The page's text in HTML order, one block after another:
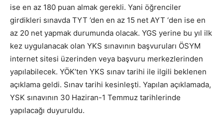
ise en az 180 puan almak gerekli. Yani öğrenciler
girdikleri sınavda TYT ’den en az 15 net AYT ‘den ise en
az 20 net yapmak durumunda olacak. YGS yerine bu yıl ilk
kez uygulanacak olan YKS sınavının başvuruları ÖSYM
internet sitesi üzerinden veya başvuru merkezlerinden
yapılabilecek. YÖK’ten YKS sınav tarihi ile ilgili beklenen
açıklama geldi. Sınav tarihi kesinleşti. Yapılan açıklamada,
YSK sınavının 30 Haziran-1 Temmuz tarihlerinde
yapılacağı duyuruldu.